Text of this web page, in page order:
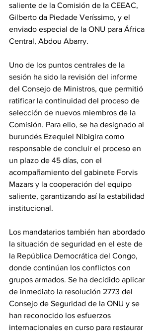
saliente de la Comisión de la CEEAC,
Gilberto da Piedade Veríssimo, y el
enviado especial de la ONU para África
Central, Abdou Abarry.
Uno de los puntos centrales de la
sesión ha sido la revisión del informe
del Consejo de Ministros, que permitió
ratificar la continuidad del proceso de
selección de nuevos miembros de la
Comisión. Para ello, se ha designado al
burundés Ezequiel Nibigira como
responsable de concluir el proceso en
un plazo de 45 días, con el
acompañamiento del gabinete Forvis
Mazars y la cooperación del equipo
saliente, garantizando así la estabilidad
institucional.
Los mandatarios también han abordado
la situación de seguridad en el este de
la República Democrática del Congo,
donde continúan los conflictos con
grupos armados. Se ha decidido aplicar
de inmediato la resolución 2773 del
Consejo de Seguridad de la ONU y se
han reconocido los esfuerzos
internacionales en curso para restaurar